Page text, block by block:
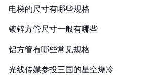
电梯的尺寸有哪些规格
镀锌方管尺寸一般有哪些
铝方管有哪些常见规格
光线传媒参投三国的星空爆冷